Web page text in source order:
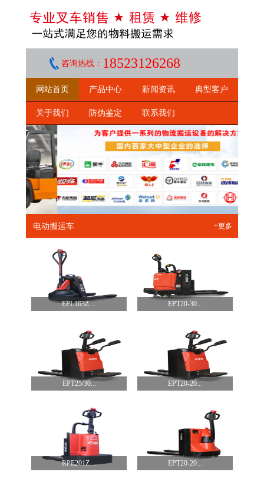
咨询热线： 18523126268
网站首页 产品中心 新闻资讯 典型客户
关于我们 防伪鉴定 联系我们
电动搬运车 +更多
EPL163Z ... EPT20-30...
EPT25/30... EPT20-20...
RPE201Z ... EPT20-20...